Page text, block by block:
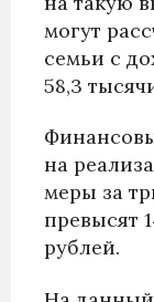
могут
семьи с
58,3
на
меры за
превысят
рублей.